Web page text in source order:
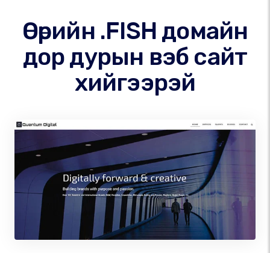
Өөрийн .FISH домайн
дор дурын вэб сайт
хийгээрэй